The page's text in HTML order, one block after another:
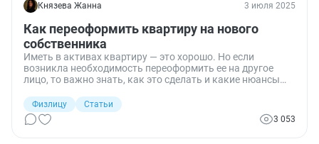
Князева Жанна 3 июля 2025
Как переоформить квартиру на нового
собственника
Иметь в активах квартиру — это хорошо. Но если
возникла необходимость переоформить ее на другое
лицо, то важно знать, как это сделать и какие нюансы
нюансах.
Физлицу
Статьи
3 053